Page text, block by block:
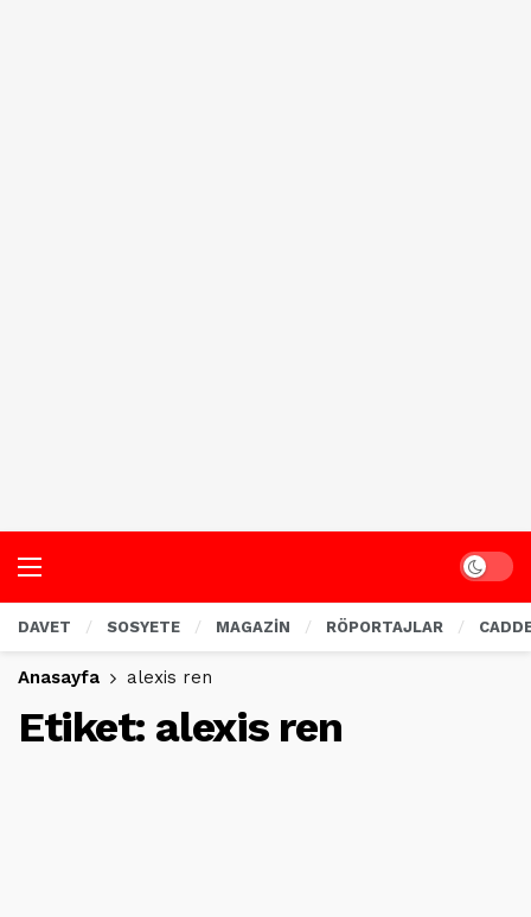
Dark
DAVET SOSYETE MAGAZİN RÖPORTAJLAR
Anasayfa alexis ren
Etiket: alexis ren